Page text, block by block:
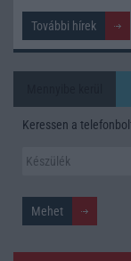
További hírek
Keressen a